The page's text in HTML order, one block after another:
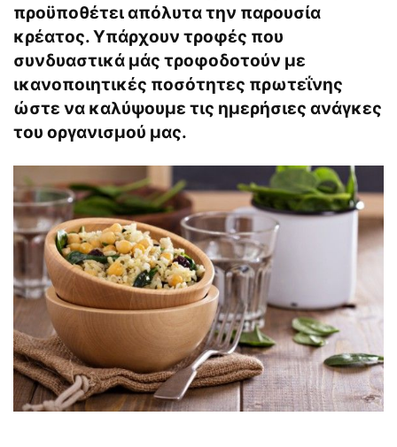
προϋποθέτει απόλυτα την παρουσία
κρέατος. Υπάρχουν τροφές που
συνδυαστικά μάς τροφοδοτούν με
ικανοποιητικές ποσότητες πρωτεΐνης
ώστε να καλύψουμε τις ημερήσιες ανάγκες
του οργανισμού μας.